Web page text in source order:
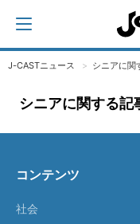
J-CASTニュース シニアに関
シニアに関する記
コンテンツ
社会